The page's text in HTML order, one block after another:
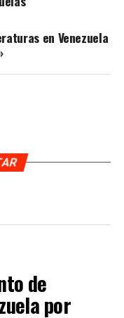
en Venezuela
de
por